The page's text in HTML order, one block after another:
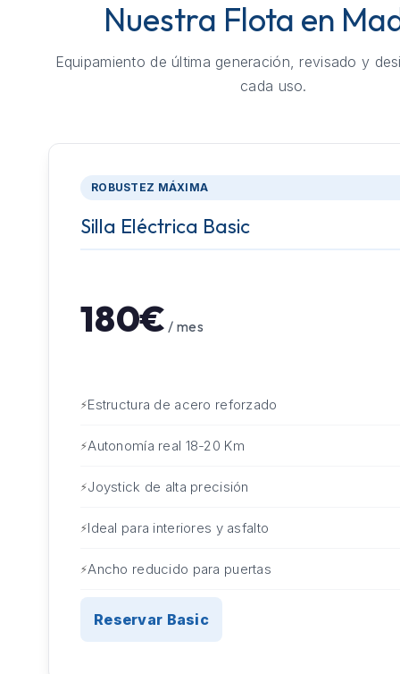
Nuestra Flota en
Equipamiento de última generación, revisado y
cada uso.
ROBUSTEZ MÁXIMA
Silla Eléctrica Basic
180€ / mes
Estructura de acero reforzado
Autonomía real 18-20 Km
Joystick de alta precisión
Ideal para interiores y asfalto
Ancho reducido para puertas
Reservar Basic